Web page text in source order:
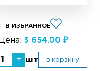
В ИЗБРАННОЕ
Цена: 3 654.00 ₽
+ шт в корзину